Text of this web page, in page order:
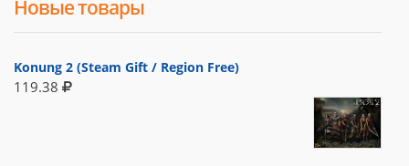
Новые товары
Konung 2 (Steam Gift / Region Free)
119.38